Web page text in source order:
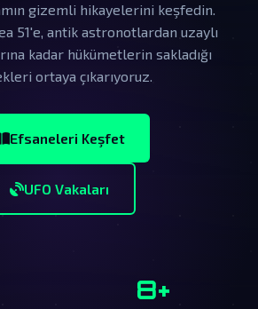
gizemli hikayelerini keşfedin.
51'e, antik astronotlardan uzaylı
kadar hükümetlerin sakladığı
ortaya çıkarıyoruz.
Efsaneleri Keşfet
UFO Vakaları
8+